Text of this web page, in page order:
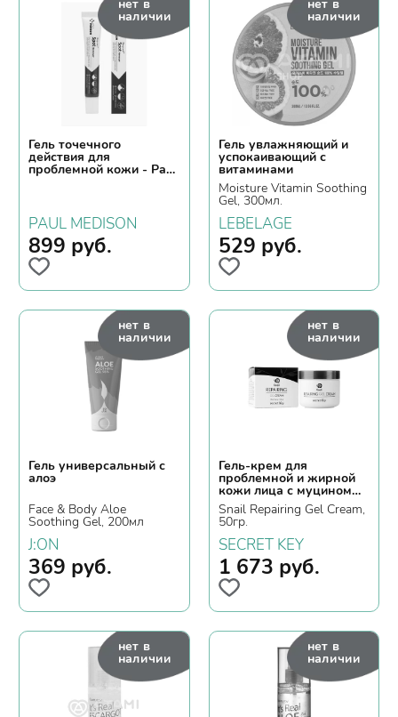
нет в
наличии
Гель точечного
действия для
проблемной кожи - Paul
Medison Deep-red spot
PAUL MEDISON
899 руб.
нет в
наличии
Гель увлажняющий и
успокаивающий с
витаминами
Moisture Vitamin Soothing
Gel, 300мл.
LEBELAGE
529 руб.
нет в
наличии
Гель универсальный с
алоэ
Face & Body Aloe
Soothing Gel, 200мл
J:ON
369 руб.
нет в
наличии
Гель-крем для
проблемной и жирной
кожи лица с муцином
улитки
Snail Repairing Gel Cream,
50гр.
SECRET KEY
1 673 руб.
нет в
наличии
нет в
наличии